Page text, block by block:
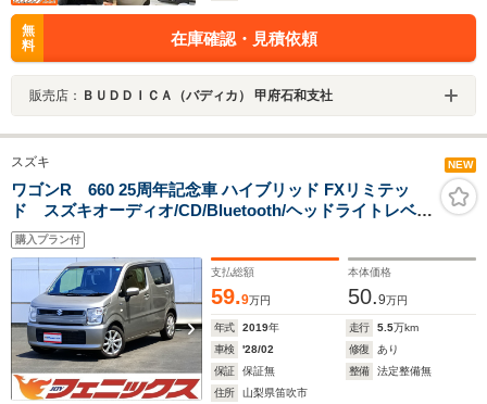
無
料
在庫確認・見積依頼
販売店： ＢＵＤＤＩＣＡ（バディカ） 甲府石和支社
スズキ NEW
ワゴンR 660 25周年記念車 ハイブリッド FXリミテッ
ド スズキオーディオ/CD/Bluetooth/ヘッドライトレベラ
イザー/アイドリングストップ/ヘッドアップディスプレイ/
デュアルセンサーブレーキ/車線逸脱警報/前席シートヒー
ター/ドラレコ/
購入プラン付
支払総額
59.9万円
本体価格
50.9万円
年式 2019年 走行 5.5万km
車検
'28/02 修復
あり
保証
保証無 整備
法定整備無
住所
山梨県笛吹市